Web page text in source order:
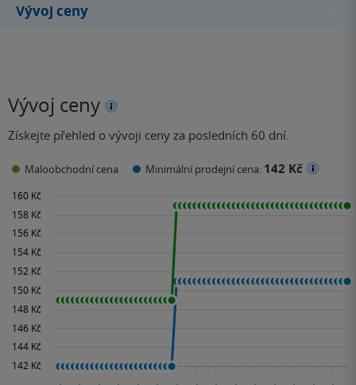
Vývoj ceny
Vývoj ceny
Získejte přehled o vývoji ceny za posledních 60 dní.
Maloobchodní cena Minimální prodejní cena: 142 Kč